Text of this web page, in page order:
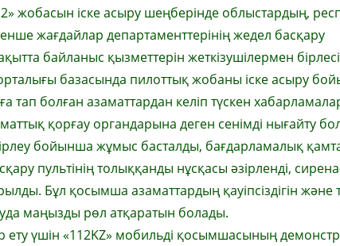
жобасын іске асыру шеңберінде облыстардың,
жағдайлар департаменттерінің жедел басқару
байланыс қызметтерін жеткізушілермен
базасында пилоттық жобаны іске асыру
тап болған азаматтардан келіп түскен
қорғау органдарына деген сенімді нығайту
бойынша жұмыс басталды, бағдарламалық
пультінің толыққанды нұсқасы әзірленді,
Бұл қосымша азаматтардың қауіпсіздігін және
маңызды рөл атқаратын болады.
үшін «112KZ» мобильді қосымшасының